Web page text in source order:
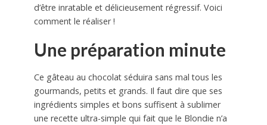
d’être inratable et délicieusement régressif. Voici
comment le réaliser !
Une préparation minute
Ce gâteau au chocolat séduira sans mal tous les
gourmands, petits et grands. Il faut dire que ses
ingrédients simples et bons suffisent à sublimer
une recette ultra-simple qui fait que le Blondie n’a